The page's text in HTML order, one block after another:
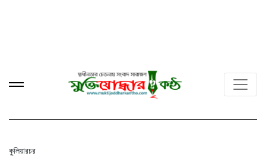
কুলিয়ারচর